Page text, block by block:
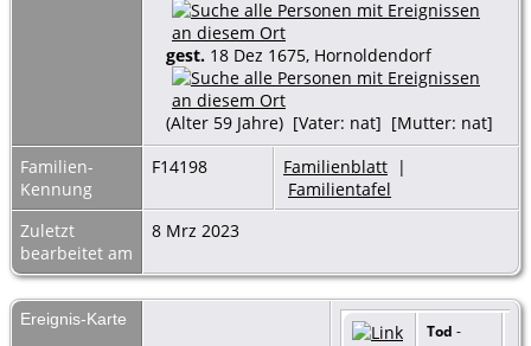
gest. 18 Dez 1675, Hornoldendorf
(Alter 59 Jahre) [Vater: nat] [Mutter: nat]
Familien-
Kennung
F14198 Familienblatt |
Familientafel
Zuletzt
bearbeitet am
8 Mrz 2023
Ereignis-Karte
Tod -